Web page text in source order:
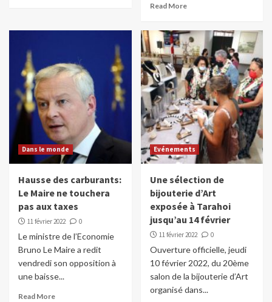
Read More
Dans le monde
Hausse des carburants:
Le Maire ne touchera
pas aux taxes
11 février 2022 0
Le ministre de l’Economie
Bruno Le Maire a redit
vendredi son opposition à
une baisse...
Read More
Evénements
Une sélection de
bijouterie d’Art
exposée à Tarahoi
jusqu’au 14 février
11 février 2022 0
Ouverture officielle, jeudi
10 février 2022, du 20ème
salon de la bijouterie d’Art
organisé dans...